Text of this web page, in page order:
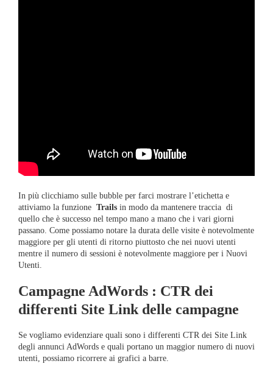
In più clicchiamo sulle bubble per farci mostrare l’etichetta e
attiviamo la funzione Trails in modo da mantenere traccia di
quello che è successo nel tempo mano a mano che i vari giorni
passano. Come possiamo notare la durata delle visite è notevolmente
maggiore per gli utenti di ritorno piuttosto che nei nuovi utenti
mentre il numero di sessioni è notevolmente maggiore per i Nuovi
Utenti.
Campagne AdWords : CTR dei
differenti Site Link delle campagne
Se vogliamo evidenziare quali sono i differenti CTR dei Site Link
degli annunci AdWords e quali portano un maggior numero di nuovi
utenti, possiamo ricorrere ai grafici a barre.